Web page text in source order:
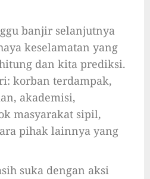
banjir selanjutnya
keselamatan yang
dan kita prediksi.
korban terdampak,
akademisi,
masyarakat sipil,
pihak lainnya yang
suka dengan aksi